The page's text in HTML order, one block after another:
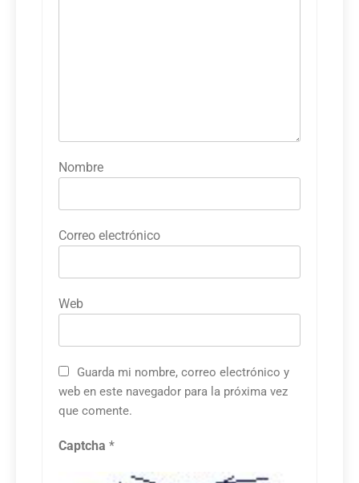
Nombre
Correo electrónico
Web
Guarda mi nombre, correo electrónico y
web en este navegador para la próxima vez
que comente.
Captcha *